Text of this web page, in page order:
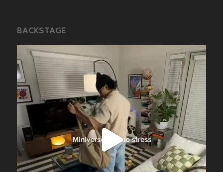
BACKSTAGE